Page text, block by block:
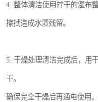
4. 整体清洁使用拧干的湿布
擦拭造成水渍残留。
5. 干燥处理清洁完成后，用
干。
确保完全干燥后再通电使用。